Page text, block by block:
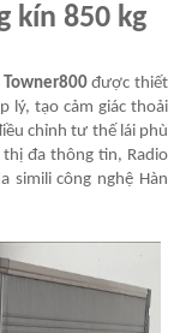
kín 850 kg
được thiết
lý, tạo cảm giác thoải
chỉnh tư thế lái phù
đa thông tin, Radio
simili công nghệ Hàn